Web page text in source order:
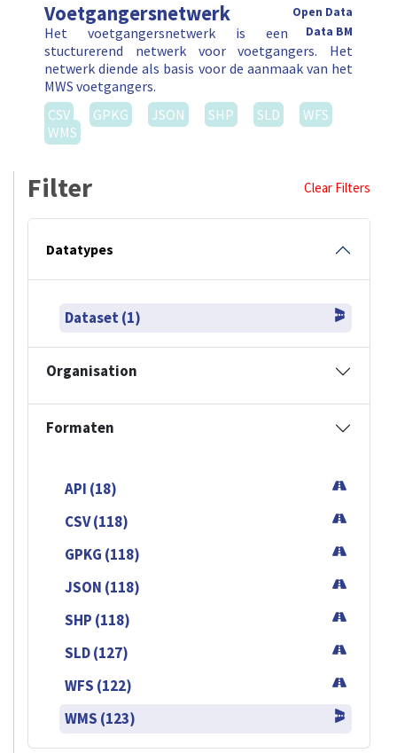
Voetgangersnetwerk
Open Data
Data BM
Het voetgangersnetwerk is een
stucturerend netwerk voor voetgangers. Het
netwerk diende als basis voor de aanmaak van het
MWS voetgangers.
CSV
GPKG JSON SHP SLD
WFS
WMS
Filter Clear Filters
Datatypes
Dataset (1)
Organisation
Formaten
API (18)
CSV (118)
GPKG (118)
JSON (118)
SHP (118)
SLD (127)
WFS (122)
WMS (123)